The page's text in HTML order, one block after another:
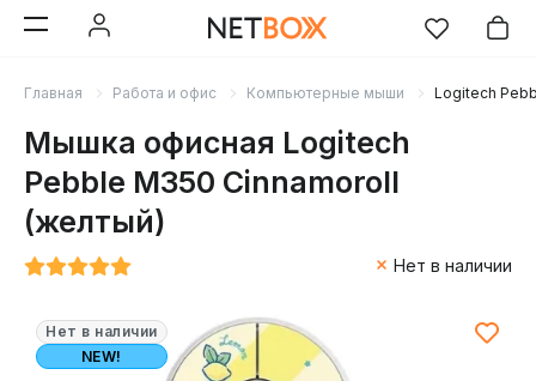
Главная Работа и офис Компьютерные мыши Logitech
Мышка офисная Logitech
Pebble M350 Cinnamoroll
(желтый)
Нет в наличии
Нет в наличии
NEW!